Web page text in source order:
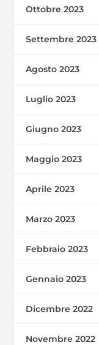
Ottobre 2023
Settembre 2023
Agosto 2023
Luglio 2023
Giugno 2023
Maggio 2023
Aprile 2023
Marzo 2023
Febbraio 2023
Gennaio 2023
Dicembre 2022
Novembre 2022